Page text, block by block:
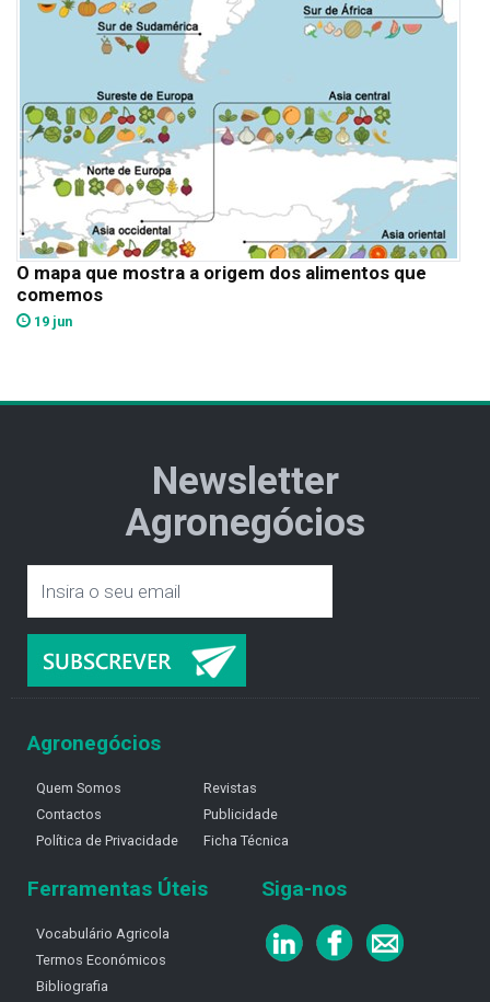
O mapa que mostra a origem dos alimentos que
comemos
19 jun
Newsletter
Agronegócios
Agronegócios
Quem Somos
Contactos
Política de Privacidade
Revistas
Publicidade
Ficha Técnica
Ferramentas Úteis
Vocabulário Agricola
Termos Económicos
Bibliografia
Siga-nos